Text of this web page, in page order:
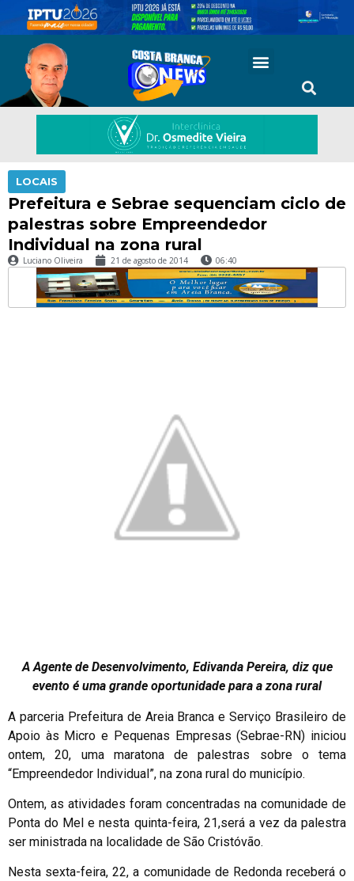
LOCAIS
Prefeitura e Sebrae sequenciam ciclo de
palestras sobre Empreendedor
Individual na zona rural
Luciano Oliveira 21 de agosto de 2014 06:40
A Agente de Desenvolvimento, Edivanda Pereira, diz que
evento é uma grande oportunidade para a zona rural
A parceria Prefeitura de Areia Branca e Serviço Brasileiro de
Apoio às Micro e Pequenas Empresas (Sebrae-RN) iniciou
ontem, 20, uma maratona de palestras sobre o tema
“Empreendedor Individual”, na zona rural do município.
Ontem, as atividades foram concentradas na comunidade de
Ponta do Mel e nesta quinta-feira, 21,será a vez da palestra
ser ministrada na localidade de São Cristóvão.
Nesta sexta-feira, 22, a comunidade de Redonda receberá o